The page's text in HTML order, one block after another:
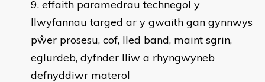
effaith paramedrau technegol y
llwyfannau targed ar y gwaith gan gynnwys
pŵer prosesu, cof, lled band, maint sgrin,
eglurdeb, dyfnder lliw a rhyngwyneb
defnyddiwr materol